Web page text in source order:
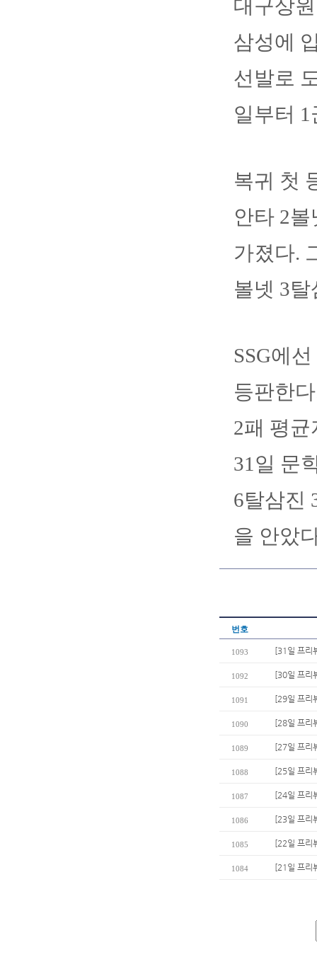
대구상
삼성에
선발로
일부터
복귀 첫
안타 2
가졌다.
볼넷 3
SSG에
등판한
2패 평
31일 문
6탈삼진
을 안았
번호
1093 [31일 프리
1092 [30일 프리
1091 [29일 프리
1090 [28일 프리
1089 [27일 프리
1088 [25일 프리
1087 [24일 프리
1086 [23일 프리
1085 [22일 프리
1084 [21일 프리